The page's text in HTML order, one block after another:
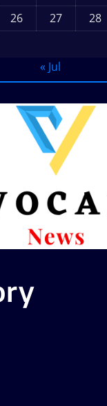
26 27 28
« Jul